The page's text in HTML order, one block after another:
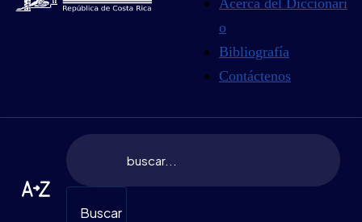
Acerca del Diccionari
o
Bibliografía
Contáctenos
Buscar